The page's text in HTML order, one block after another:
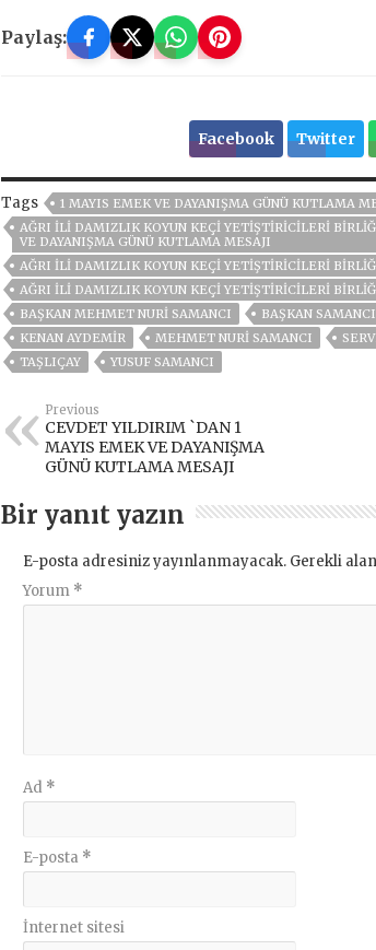
Paylaş:
Facebook Twitter
Tags 1 MAYIS EMEK VE DAYANIŞMA GÜNÜ KUTLAMA
AĞRI İLİ DAMIZLIK KOYUN KEÇİ YETİŞTİRİCİLERİ
VE DAYANIŞMA GÜNÜ KUTLAMA MESAJI
AĞRI İLI DAMIZLIK KOYUN KEÇI YETIŞTIRICILERI
AĞRI İLI DAMIZLIK KOYUN KEÇI YETIŞTIRICILERI
BAŞKAN MEHMET NURI SAMANCI
BAŞKAN SAMANCI
KENAN AYDEMIR
MEHMET NURİ SAMANCI
TAŞLIÇAY
YUSUF SAMANCI
Previous
CEVDET YILDIRIM `DAN 1
MAYIS EMEK VE DAYANIŞMA
GÜNÜ KUTLAMA MESAJI
Bir yanıt yazın
E-posta adresiniz yayınlanmayacak. Gerekli
Yorum *
Ad *
E-posta *
İnternet sitesi